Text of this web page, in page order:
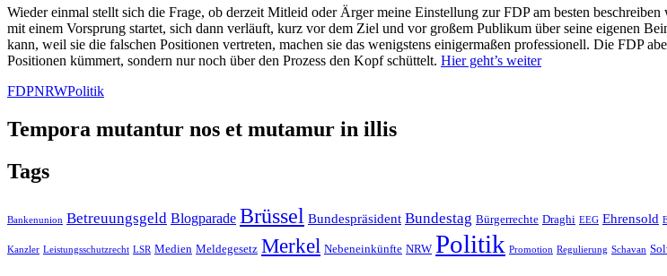
Wieder einmal stellt sich die Frage, ob derzeit Mitleid oder Ärger meine Einstellung zur FDP am besten
mit einem Vorsprung startet, sich dann verläuft, kurz vor dem Ziel und vor großem Publikum über seine eigenen
kann, weil sie die falschen Positionen vertreten, machen sie das wenigstens einigermaßen professionell. Die FDP
Positionen kümmert, sondern nur noch über den Prozess den Kopf schüttelt. Hier geht’s weiter
FDPNRWPolitik
Tempora mutantur nos et mutamur in illis
Tags
Bankenunion Betreuungsgeld Blogparade Brüssel Bundespräsident Bundestag Bürgerrechte Draghi EEG Ehrensold
Kanzler Leistungsschutzrecht LSR Medien Meldegesetz Merkel Nebeneinkünfte NRW Politik Promotion Regulierung Schavan